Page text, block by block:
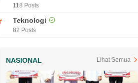
118 Posts
Teknologi
82 Posts
NASIONAL Lihat Semua